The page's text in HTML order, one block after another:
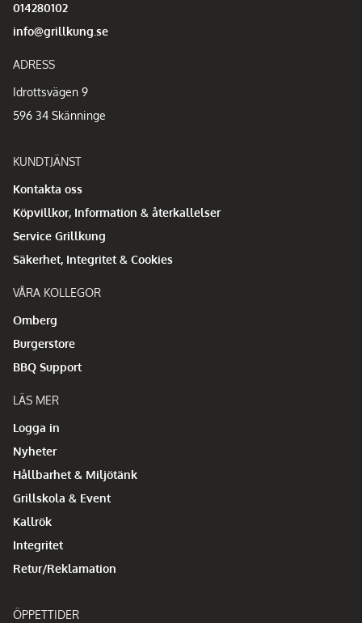
014280102
info@grillkung.se
ADRESS
Idrottsvägen 9
596 34 Skänninge
KUNDTJÄNST
Kontakta oss
Köpvillkor, Information & återkallelser
Service Grillkung
Säkerhet, Integritet & Cookies
VÅRA KOLLEGOR
Omberg
Burgerstore
BBQ Support
LÄS MER
Logga in
Nyheter
Hållbarhet & Miljötänk
Grillskola & Event
Kallrök
Integritet
Retur/Reklamation
ÖPPETTIDER